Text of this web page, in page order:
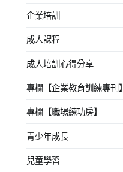
企業培訓
成人課程
成人培訓心得分享
專欄【企業教育訓練專刊】
專欄【職場練功房】
青少年成長
兒童學習